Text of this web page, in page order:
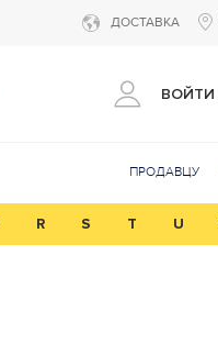
ДОСТАВКА
ВОЙТИ
ПРОДАВЦУ
R S T U